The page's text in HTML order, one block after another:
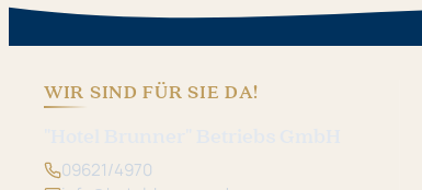
WIR SIND FÜR SIE DA!
09621/4970